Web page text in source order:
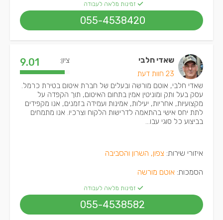
זמינות מלאה לעבודה
055-4538420
שאדי חלבי
23 חוות דעת
ציון: 9.01
שאדי חלבי, אוטם מורשה ובעלים של חברת איטום בטירת כרמל.
עסק בעל ותק ומוניטין אמין בתחום האיטום, תוך הקפדה על
מקצועיות, אחריות, יעילות, אמינות ועמידה בזמנים, אנו מקפידים
לתת יחס אישי בהתאמה לדרישות הלקוח וצרכיו. אנו מתמחים
בביצוע כל סוגי עבו...
איזורי שירות: צפון, השרון והסביבה
הסמכות: אוטם מורשה
זמינות מלאה לעבודה
055-4538582